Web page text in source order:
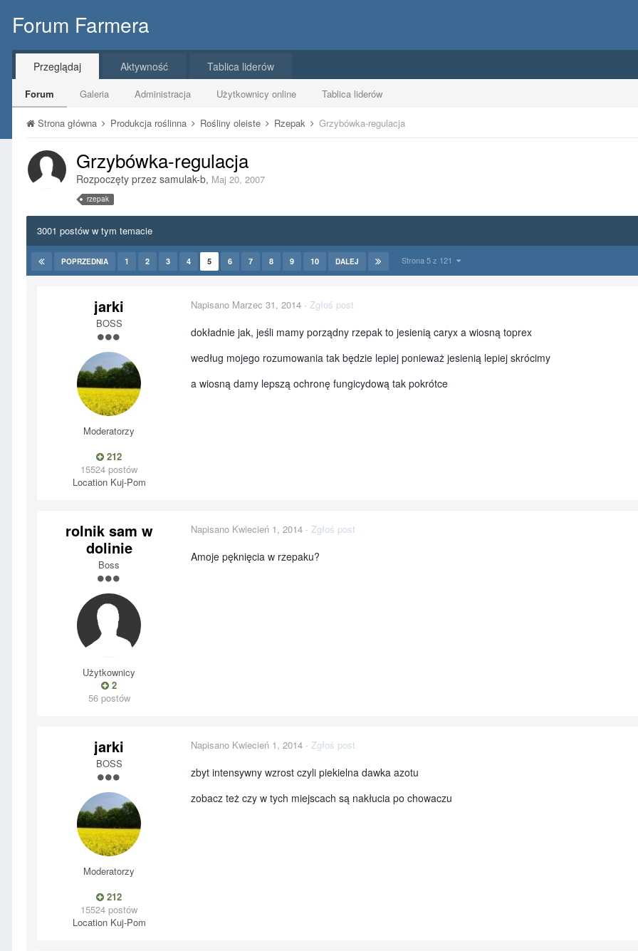
Forum Farmera
Przeglądaj
Forum Galeria Administracja Użytkownicy online Tablica liderów
Aktywność Tablica liderów
Strona główna Produkcja roślinna Rośliny oleiste Rzepak Grzybówka-regulacja
Grzybówka-regulacja
Rozpoczęty przez samulak-b, Maj 20, 2007
rzepak
3001 postów w tym temacie
POPRZEDNIA 1 2 3 4 5 6 7 8 9 10 DALEJ Strona 5 z 121
jarki
BOSS
Moderatorzy
212
15524 postów
LocationKuj-Pom
Napisano Marzec 31, 2014 · Zgłoś post
dokładnie jak, jeśli mamy porządny rzepak to jesienią caryx a wiosną toprex
według mojego rozumowania tak będzie lepiej ponieważ jesienią lepiej skrócimy
a wiosną damy lepszą ochronę fungicydową tak pokrótce
rolnik sam w
dolinie
Boss
Użytkownicy
2
56 postów
Napisano Kwiecień 1, 2014 · Zgłoś post
Amoje pęknięcia w rzepaku?
jarki
BOSS
Moderatorzy
212
15524 postów
LocationKuj-Pom
Napisano Kwiecień 1, 2014 · Zgłoś post
zbyt intensywny wzrost czyli piekielna dawka azotu
zobacz też czy w tych miejscach są nakłucia po chowaczu